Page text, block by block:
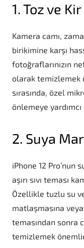
1. Toz ve
Kamera camı,
birikimine karşı
fotoğraflarınızın
olarak temizlemek
sırasında, özel
önlemeye yardımcı
2. Suya
iPhone 12 Pro’nun
aşırı sıvı teması
Özellikle tuzlu su
matlaşmasına
temasından sonra
temizlemek